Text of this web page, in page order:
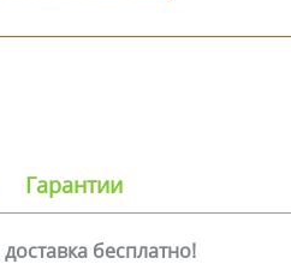
Гарантии
бесплатно!